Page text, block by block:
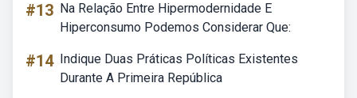
#13 Na Relação Entre Hipermodernidade E
Hiperconsumo Podemos Considerar Que:
#14 Indique Duas Práticas Políticas Existentes
Durante A Primeira República